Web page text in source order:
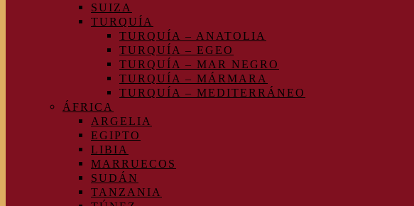
SUIZA
TURQUÍA
TURQUÍA – ANATOLIA
TURQUÍA – EGEO
TURQUÍA – MAR NEGRO
TURQUÍA – MÁRMARA
TURQUÍA – MEDITERRÁNEO
ÁFRICA
ARGELIA
EGIPTO
LIBIA
MARRUECOS
SUDÁN
TANZANIA